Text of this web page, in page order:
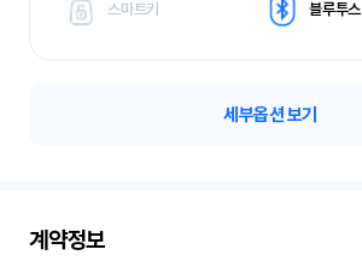
스마트키 블루투스
세부옵션 보기
계약정보